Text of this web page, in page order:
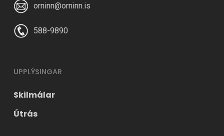
orninn@orninn.is
588-9890
UPPLÝSINGAR
Skilmálar
Útrás